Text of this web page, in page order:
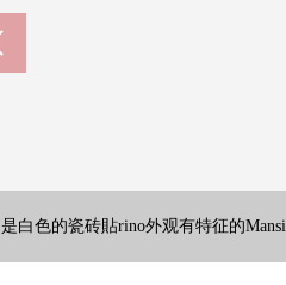
是白色的瓷砖貼rino外观有特征的
是白色的瓷砖貼rino外观有特征的
是白色的瓷砖貼rino外观有特征的
是白色的瓷砖貼rino外观有特征的
是白色的瓷砖貼rino外观有特征的
是白色的瓷砖貼rino外观有特征的
二本